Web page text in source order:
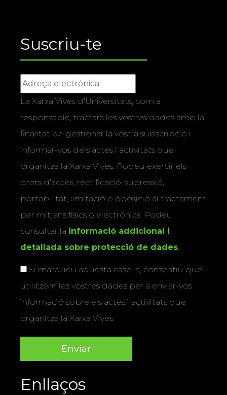
Suscriu-te
La Xarxa Vives d’Universitats, com a
responsable, tractarà les vostres dades amb la
finalitat de gestionar la vostra subscripció i
informar-vos dels actes i activitats que
organitza la Xarxa Vives. Podeu exercir els
drets d’accés, rectificació, supressió,
portabilitat, limitació o oposició al tractament
per mitjans físics o electrònics. Podeu
consultar la informació addicional i
detallada sobre protecció de dades.
Si marqueu aquesta casella, consentiu que
utilitzem les vostres dades per a enviar-vos
informació sobre els actes i activitats que
organitza la Xarxa Vives.
Enllaços